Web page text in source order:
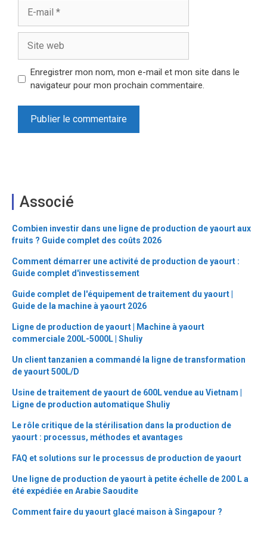
mail
web
Enregistrer mon nom, mon e-mail et mon site dans le
navigateur pour mon prochain commentaire.
Associé
Combien investir dans une ligne de production de yaourt aux
fruits ? Guide complet des coûts 2026
Comment démarrer une activité de production de yaourt :
Guide complet d'investissement
Guide complet de l'équipement de traitement du yaourt |
Guide de la machine à yaourt 2026
Ligne de production de yaourt | Machine à yaourt
commerciale 200L-5000L | Shuliy
Un client tanzanien a commandé la ligne de transformation
de yaourt 500L/D
Usine de traitement de yaourt de 600L vendue au Vietnam |
Ligne de production automatique Shuliy
Le rôle critique de la stérilisation dans la production de
yaourt : processus, méthodes et avantages
FAQ et solutions sur le processus de production de yaourt
Une ligne de production de yaourt à petite échelle de 200 L a
été expédiée en Arabie Saoudite
Comment faire du yaourt glacé maison à Singapour ?